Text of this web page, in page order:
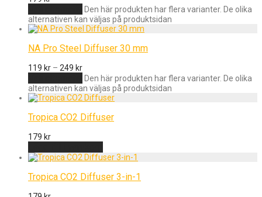
Den här produkten har flera varianter. De olika
alternativen kan väljas på produktsidan
NA Pro Steel Diffuser 30 mm
119 kr – 249 kr
Den här produkten har flera varianter. De olika
alternativen kan väljas på produktsidan
Tropica CO2 Diffuser
179 kr
Tropica CO2 Diffuser 3-in-1